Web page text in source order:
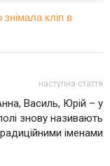
кліп в
наступна стаття
Василь, Юрій – у
знову називають
іменами